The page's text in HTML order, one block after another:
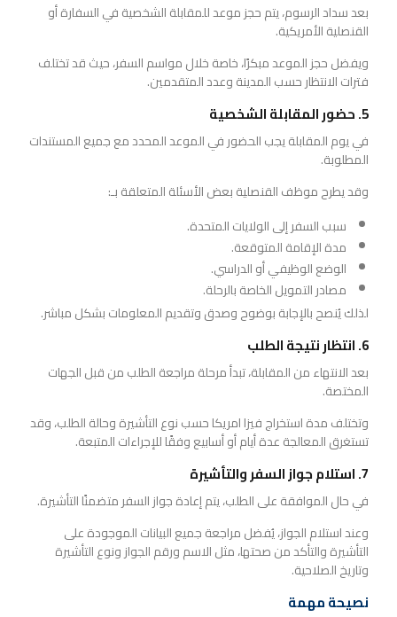
بعد سداد الرسوم، يتم حجز موعد للمقابلة الشخصية في السفارة أو
القنصلية الأمريكية.
ويفضل حجز الموعد مبكرًا، خاصة خلال مواسم السفر، حيث قد تختلف
فترات الانتظار حسب المدينة وعدد المتقدمين.
5. حضور المقابلة الشخصية
في يوم المقابلة يجب الحضور في الموعد المحدد مع جميع المستندات
المطلوبة.
وقد يطرح موظف القنصلية بعض الأسئلة المتعلقة بـ:
سبب السفر إلى الولايات المتحدة.
مدة الإقامة المتوقعة.
الوضع الوظيفي أو الدراسي.
مصادر التمويل الخاصة بالرحلة.
لذلك يُنصح بالإجابة بوضوح وصدق وتقديم المعلومات بشكل مباشر.
6. انتظار نتيجة الطلب
بعد الانتهاء من المقابلة، تبدأ مرحلة مراجعة الطلب من قبل الجهات
المختصة.
وتختلف مدة استخراج فيزا امريكا حسب نوع التأشيرة وحالة الطلب، وقد
تستغرق المعالجة عدة أيام أو أسابيع وفقًا للإجراءات المتبعة.
7. استلام جواز السفر والتأشيرة
في حال الموافقة على الطلب، يتم إعادة جواز السفر متضمنًا التأشيرة.
وعند استلام الجواز، يُفضل مراجعة جميع البيانات الموجودة على
التأشيرة والتأكد من صحتها، مثل الاسم ورقم الجواز ونوع التأشيرة
وتاريخ الصلاحية.
نصيحة مهمة